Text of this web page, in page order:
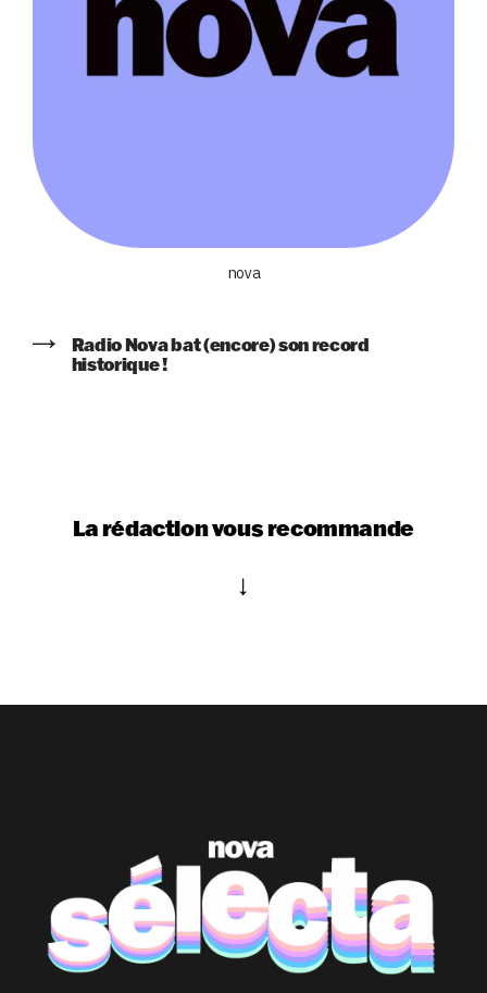
nova
Radio Nova bat (encore) son record
historique !
La rédaction vous recommande